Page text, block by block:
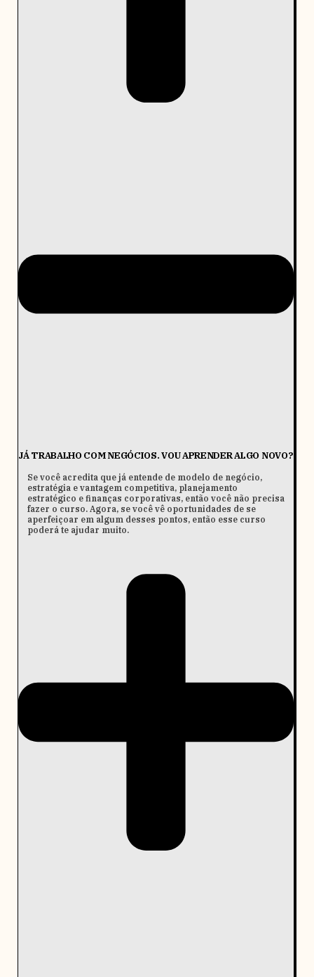
JÁ TRABALHO COM NEGÓCIOS. VOU APRENDER ALGO NOVO?
Se você acredita que já entende de modelo de negócio,
estratégia e vantagem competitiva, planejamento
estratégico e finanças corporativas, então você não precisa
fazer o curso. Agora, se você vê oportunidades de se
aperfeiçoar em algum desses pontos, então esse curso
poderá te ajudar muito.